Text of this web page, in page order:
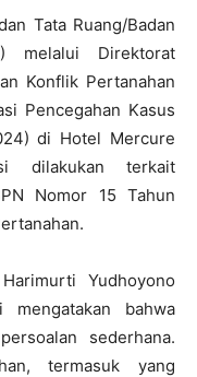
Tata Ruang/Badan
melalui Direktorat
Konflik Pertanahan
Pencegahan Kasus
di Hotel Mercure
dilakukan terkait
Nomor 15 Tahun
Yudhoyono
mengatakan bahwa
sederhana.
termasuk yang